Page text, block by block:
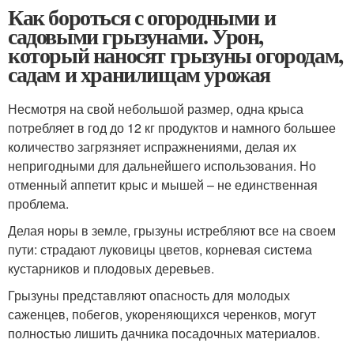
Как бороться с огородными и
садовыми грызунами. Урон,
который наносят грызуны огородам,
садам и хранилищам урожая
Несмотря на свой небольшой размер, одна крыса
потребляет в год до 12 кг продуктов и намного большее
количество загрязняет испражнениями, делая их
непригодными для дальнейшего использования. Но
отменный аппетит крыс и мышей – не единственная
проблема.
Делая норы в земле, грызуны истребляют все на своем
пути: страдают луковицы цветов, корневая система
кустарников и плодовых деревьев.
Грызуны представляют опасность для молодых
саженцев, побегов, укореняющихся черенков, могут
полностью лишить дачника посадочных материалов.